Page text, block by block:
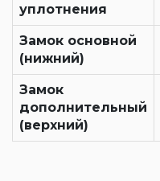
уплотнения
Замок основной
(нижний)
Замок
дополнительный
(верхний)